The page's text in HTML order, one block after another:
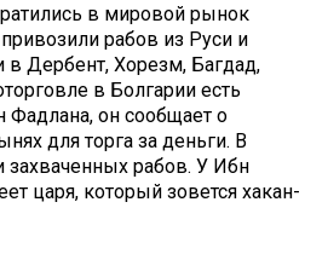
в мировой рынок
рабов из Руси и
в Дербент, Хорезм, Багдад,
в Болгарии есть
Фадлана, он сообщает о
для торга за деньги. В
захваченных рабов. У Ибн
царя, который зовется хакан-